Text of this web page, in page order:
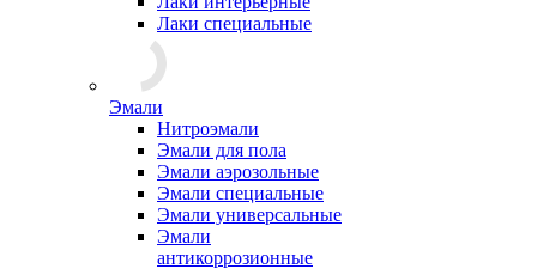
Лаки специальные
Эмали
Нитроэмали
Эмали для пола
Эмали аэрозольные
Эмали специальные
Эмали универсальные
Эмали
антикоррозионные